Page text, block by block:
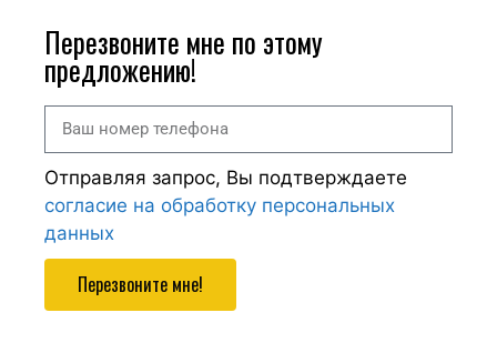
Перезвоните мне по этому
предложению!
Отправляя запрос, Вы подтверждаете
согласие на обработку персональных
данных
Перезвоните мне!